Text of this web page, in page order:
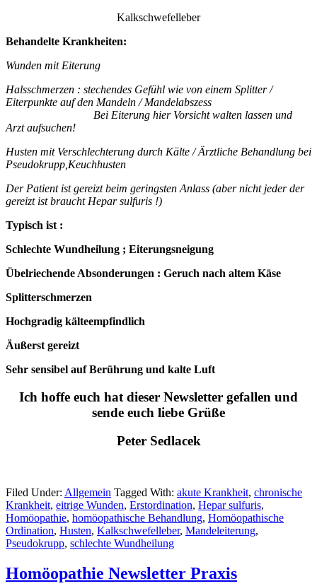
Kalkschwefelleber
Behandelte Krankheiten:
Wunden mit Eiterung
Halsschmerzen : stechendes Gefühl wie von einem Splitter /
Eiterpunkte auf den Mandeln / Mandelabszess
Bei Eiterung hier Vorsicht walten lassen und
Arzt aufsuchen!
Husten mit Verschlechterung durch Kälte / Ärztliche Behandlung bei
Pseudokrupp,Keuchhusten
Der Patient ist gereizt beim geringsten Anlass (aber nicht jeder der
gereizt ist braucht Hepar sulfuris !)
Typisch ist :
Schlechte Wundheilung ; Eiterungsneigung
Übelriechende Absonderungen : Geruch nach altem Käse
Splitterschmerzen
Hochgradig kälteempfindlich
Äußerst gereizt
Sehr sensibel auf Berührung und kalte Luft
Ich hoffe euch hat dieser Newsletter gefallen und
sende euch liebe Grüße
Peter Sedlacek
Filed Under: Allgemein Tagged With: akute Krankheit, chronische
Krankheit, eitrige Wunden, Erstordination, Hepar sulfuris,
Homöopathie, homöopathische Behandlung, Homöopathische
Ordination, Husten, Kalkschwefelleber, Mandeleiterung,
Pseudokrupp, schlechte Wundheilung
Homöopathie Newsletter Praxis